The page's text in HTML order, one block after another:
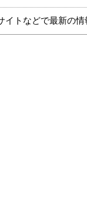
イトなどで最新の情